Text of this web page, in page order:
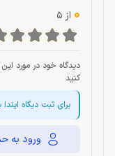
0 از 5
دیدگاه خود در مورد
کنید
برای ثبت دیگاه ایندا
ورود به